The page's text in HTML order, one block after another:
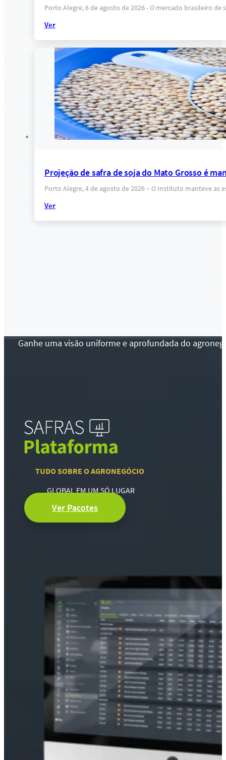
Porto Alegre, 6 de agosto de 2026 - O mercado brasileiro
Ver
Projeção de safra de soja do Mato Grosso é
Porto Alegre, 4 de agosto de 2026 – O Instituto manteve as
Ver
Ganhe uma visão uniforme e aprofundada do
TUDO SOBRE O AGRONEGÓCIO
GLOBAL EM UM SÓ LUGAR
Ver Pacotes